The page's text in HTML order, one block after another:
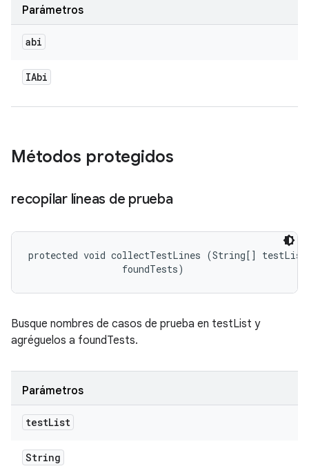
Parámetros
abi
IAbi
Métodos protegidos
recopilar líneas de prueba
protected void collectTestLines (String[]
foundTests)
Busque nombres de casos de prueba en testList y
agréguelos a foundTests.
Parámetros
testList
String